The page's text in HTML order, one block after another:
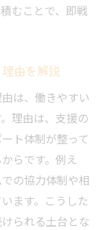
むことで、即戦
由を解説
は、働きやすい
理由は、支援の
ト体制が整って
らです。例え
の協力体制や相
ます。こうした
られる土台とな